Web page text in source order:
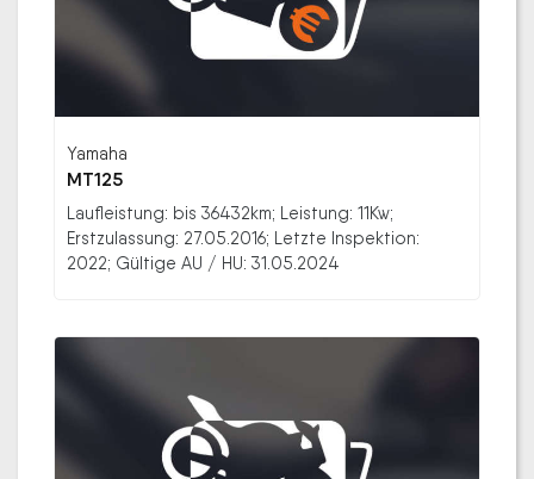
Yamaha
MT125
Laufleistung: bis 36432km; Leistung: 11Kw;
Erstzulassung: 27.05.2016; Letzte Inspektion:
2022; Gültige AU / HU: 31.05.2024